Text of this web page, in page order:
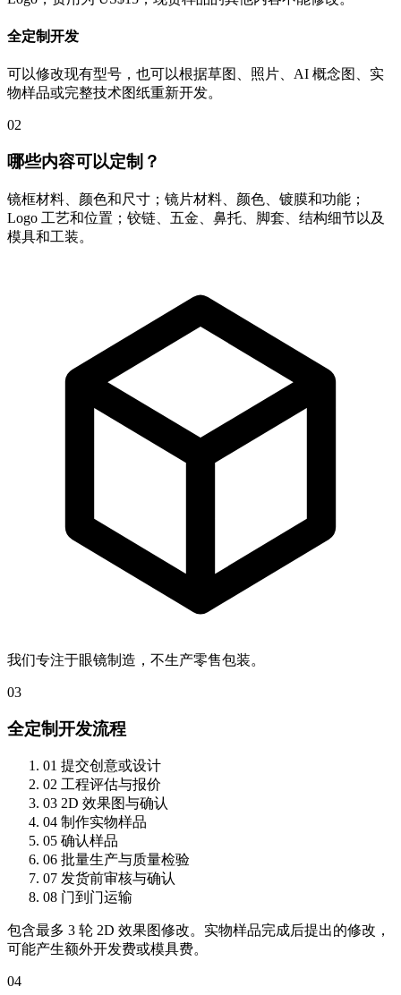
全定制开发
可以修改现有型号，也可以根据草图、照片、AI 概念图、实
物样品或完整技术图纸重新开发。
02
哪些内容可以定制？
镜框材料、颜色和尺寸；镜片材料、颜色、镀膜和功能；
Logo 工艺和位置；铰链、五金、鼻托、脚套、结构细节以及
模具和工装。
我们专注于眼镜制造，不生产零售包装。
03
全定制开发流程
01 提交创意或设计
02 工程评估与报价
03 2D 效果图与确认
04 制作实物样品
05 确认样品
06 批量生产与质量检验
07 发货前审核与确认
08 门到门运输
包含最多 3 轮 2D 效果图修改。实物样品完成后提出的修改，
可能产生额外开发费或模具费。
04